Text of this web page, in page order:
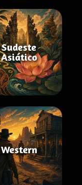
Sudeste
Asiático
Western